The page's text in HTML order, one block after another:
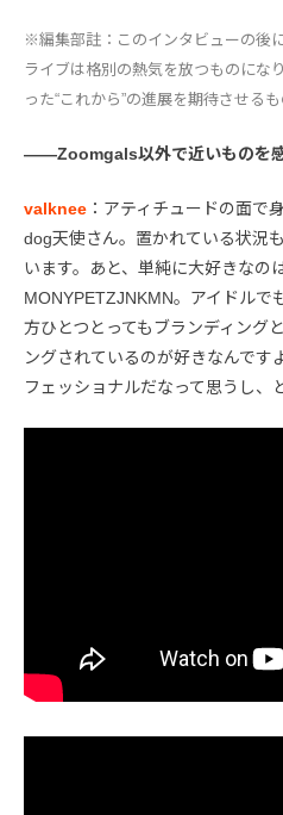
※編集部註：このインタビューの後
ライブは格別の熱気を放つものにな
った“これから”の進展を期待させるも
――Zoomgals以外で近いものを
valknee ：アティチュードの面で
dog天使さん。置かれている状況
います。あと、単純に大好きなの
MONYPETZJNKMN。アイドルで
方ひとつとってもブランディング
ングされているのが好きなんです
フェッショナルだなって思うし、